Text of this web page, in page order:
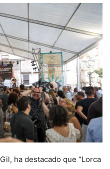
ha destacado que “Lorca